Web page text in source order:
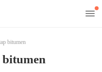
bitumen